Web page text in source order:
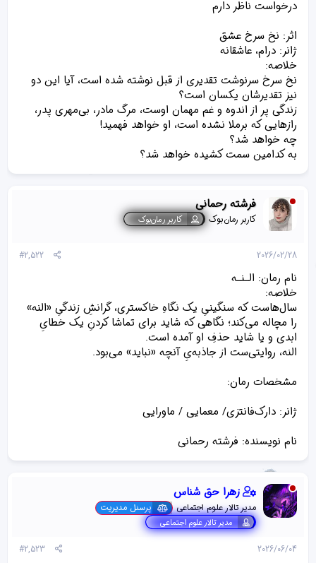
درخواست ناظر دارم
اثر: نخ سرخ عشق
ژانر: درام، عاشقانه
خلاصه:
نخ سرخ سرنوشت تقدیری از قبل نوشته شده است، آیا این دو
نیز تقدیرشان یکسان‌ است؟
زندگی پر از اندوه و غم مهمان اوست، مرگ مادر، بی‌مهری پدر،
رازهایی که برملا نشده است، او خواهد فهمید!
چه خواهد شد؟
به کدامین سمت کشیده خواهد شد؟
فرشته رحمانی
کاربر رمان‌بوک کاربر رمان‌بوک
2026/02/28
#2,522
نام رمان: الـنـه
خلاصه:
سال‌هاست که سنگینیِ یک نگاهِ خاکستری، گرانشِ زندگیِ «النه»
را مچاله می‌کند؛ نگاهی که شاید برای تماشا کردنِ یک خطایِ
ابدی و یا شاید حذفِ او آمده است.
النه، روایتی‌ست از جاذبه‌یِ آنچه «نباید» می‌بود.
مشخصات رمان:
ژانر: دارک‌فانتزی/ معمایی / ماورایی
نام نویسنده: فرشته رحمانی
زهرا حق شناس
مدیر تالار علوم اجتماعی پرسنل مدیریت
مدیر تالار علوم اجتماعی
2026/06/04
#2,523